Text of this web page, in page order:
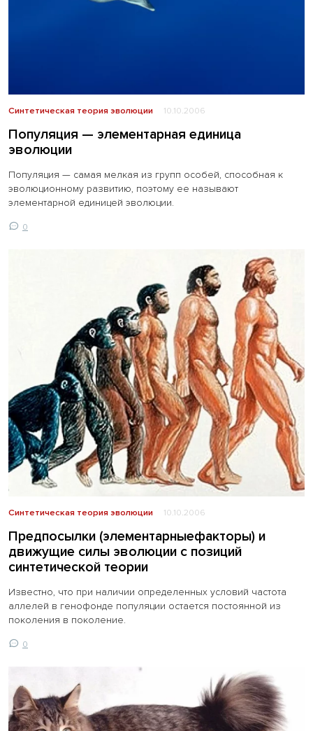
Синтетическая теория эволюции 10.10.2006
Популяция — элементарная единица
эволюции
Популяция — самая мелкая из групп особей, способная к
эволюционному развитию, поэтому ее называют
элементарной единицей эволюции.
0
Синтетическая теория эволюции 10.10.2006
Предпосылки (элементарныефакторы) и
движущие силы эволюции с позиций
синтетической теории
Известно, что при наличии определенных условий частота
аллелей в генофонде популяции остается постоянной из
поколения в поколение.
0